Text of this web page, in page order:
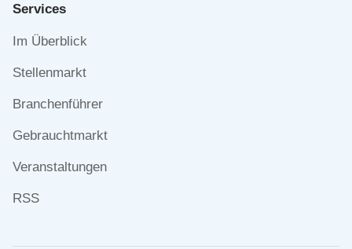
Services
Navigation
Im Überblick
Stellenmarkt
Branchenführer
Gebrauchtmarkt
Veranstaltungen
RSS